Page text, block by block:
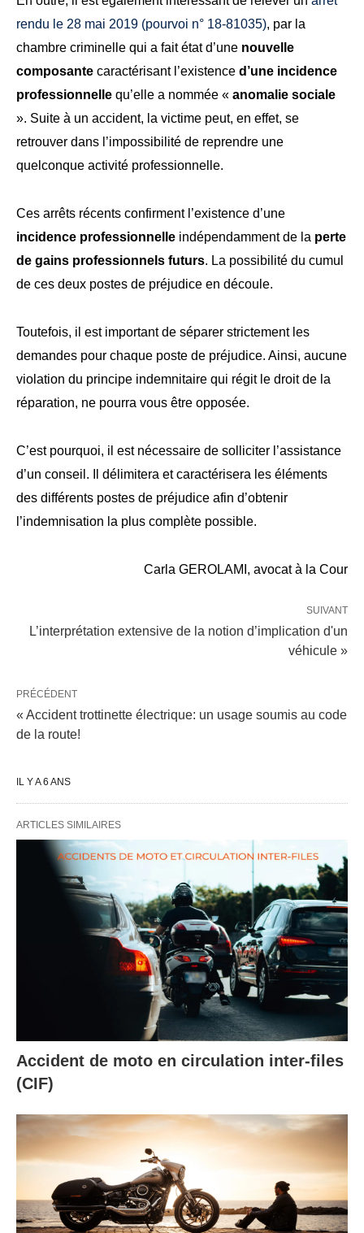
rendu le 28 mai 2019 (pourvoi n° 18-81035), par la
chambre criminelle qui a fait état d’une nouvelle
composante caractérisant l’existence d’une incidence
professionnelle qu’elle a nommée « anomalie sociale
». Suite à un accident, la victime peut, en effet, se
retrouver dans l’impossibilité de reprendre une
quelconque activité professionnelle.
Ces arrêts récents confirment l’existence d’une
incidence professionnelle indépendamment de la perte
de gains professionnels futurs. La possibilité du cumul
de ces deux postes de préjudice en découle.
Toutefois, il est important de séparer strictement les
demandes pour chaque poste de préjudice. Ainsi, aucune
violation du principe indemnitaire qui régit le droit de la
réparation, ne pourra vous être opposée.
C’est pourquoi, il est nécessaire de solliciter l’assistance
d’un conseil. Il délimitera et caractérisera les éléments
des différents postes de préjudice afin d’obtenir
l’indemnisation la plus complète possible.
Carla GEROLAMI, avocat à la Cour
SUIVANT
L’interprétation extensive de la notion d’implication d'un
véhicule »
PRÉCÉDENT
« Accident trottinette électrique: un usage soumis au code
de la route!
IL Y A 6 ANS
ARTICLES SIMILAIRES
Accident de moto en circulation inter-files
(CIF)